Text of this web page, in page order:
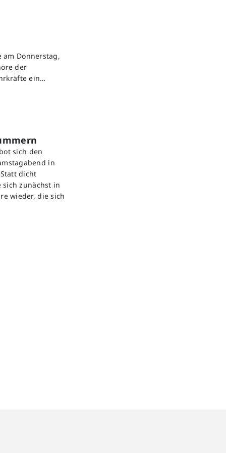
am Donnerstag,
der
ein…
sich den
in
dicht
zunächst in
wieder, die sich